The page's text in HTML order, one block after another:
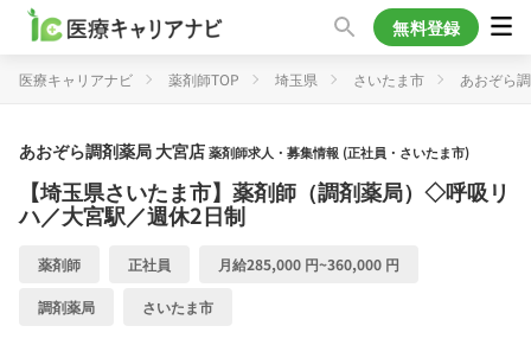
無料登録
医療キャリアナビ 薬剤師TOP 埼玉県 さいたま市 あおぞら
あおぞら調剤薬局 大宮店薬剤師求人・募集情報 (正社員・さいたま市)
【埼玉県さいたま市】薬剤師（調剤薬局）◇呼吸リ
ハ／大宮駅／週休2日制
薬剤師 正社員 月給285,000 円~360,000 円
調剤薬局 さいたま市